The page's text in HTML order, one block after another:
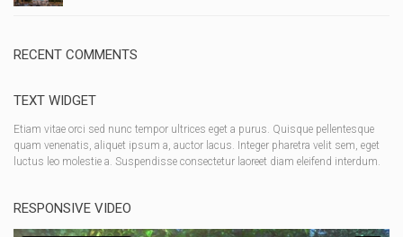
RECENT COMMENTS
TEXT WIDGET
Etiam vitae orci sed nunc tempor ultrices eget a purus. Quisque pellentesque
quam venenatis, aliquet ipsum a, auctor lacus. Integer pharetra velit sem, eget
luctus leo molestie a. Suspendisse consectetur laoreet diam eleifend interdum.
RESPONSIVE VIDEO